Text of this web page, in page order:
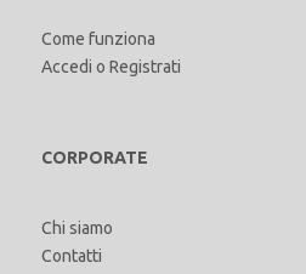
Come funziona
Accedi o Registrati
CORPORATE
Chi siamo
Contatti